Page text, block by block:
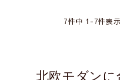
7件中 1 -7件表示
北欧モダンに